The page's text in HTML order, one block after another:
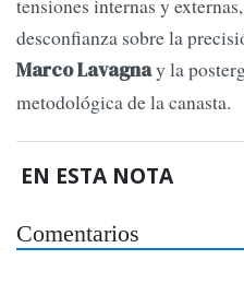
tensiones internas y
desconfianza sobre la
Marco Lavagnay la
metodológica de la canasta.
EN ESTA NOTA
Comentarios